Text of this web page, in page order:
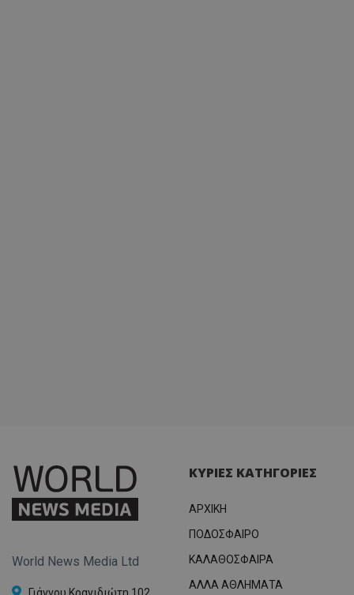
World News Media Ltd
ΚΥΡΙΕΣ ΚΑΤΗΓΟΡΙΕΣ
ΑΡΧΙΚΗ
ΠΟΔΟΣΦΑΙΡΟ
ΚΑΛΑΘΟΣΦΑΙΡΑ
ΑΛΛΑ ΑΘΛΗΜΑΤΑ